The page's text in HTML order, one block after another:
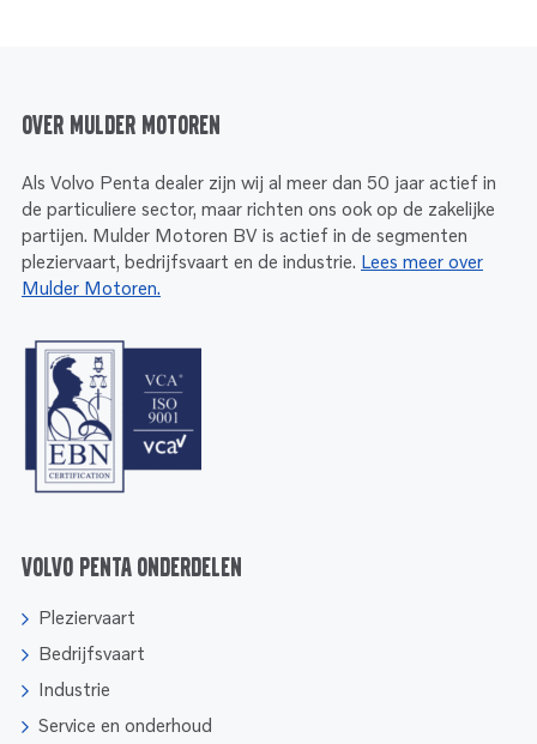
Over Mulder Motoren
Als Volvo Penta dealer zijn wij al meer dan 50 jaar actief in
de particuliere sector, maar richten ons ook op de zakelijke
partijen. Mulder Motoren BV is actief in de segmenten
pleziervaart, bedrijfsvaart en de industrie. Lees meer over
Mulder Motoren.
Volvo Penta onderdelen
Pleziervaart
Bedrijfsvaart
Industrie
Service en onderhoud